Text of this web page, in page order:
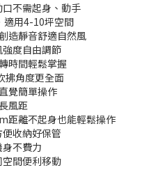
不需起身、動手
適用4-10坪空間
造靜音舒適自然風
度自由調節
時間輕鬆掌握
拂角度更全面
覺簡單操作
風距
距離不起身也能輕鬆操作
收納好保管
不費力
間便利移動